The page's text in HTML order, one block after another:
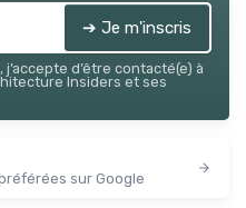
➔ Je m'inscris
d’être contacté(e) à
Insiders et ses
sur Google